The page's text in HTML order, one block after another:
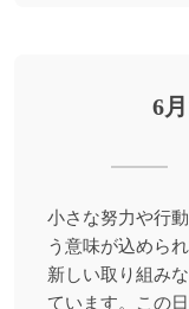
6
小さな努力や行
う意味が込めら
新しい取り組み
ています。この